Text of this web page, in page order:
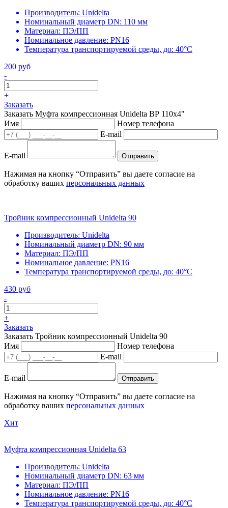
Производитель: Unidelta
Номинальный диаметр DN: 110 мм
Материал: ПЭ/ПП
Номинальное давление: PN16
Температура транспортируемой среды, до: 40°С
200 руб
-
+
Заказать
Заказать Муфта компрессионная Unidelta ВР 110х4"
Имя
Номер телефона
E-mail
E-mail Отправить
Нажимая на кнопку “Отправить” вы даете согласие на
обработку ваших персональных данных
Тройник компрессионный Unidelta 90
Производитель: Unidelta
Номинальный диаметр DN: 90 мм
Материал: ПЭ/ПП
Номинальное давление: PN16
Температура транспортируемой среды, до: 40°С
430 руб
-
+
Заказать
Заказать Тройник компрессионный Unidelta 90
Имя
Номер телефона
E-mail
E-mail Отправить
Нажимая на кнопку “Отправить” вы даете согласие на
обработку ваших персональных данных
Хит
Муфта компрессионная Unidelta 63
Производитель: Unidelta
Номинальный диаметр DN: 63 мм
Материал: ПЭ/ПП
Номинальное давление: PN16
Температура транспортируемой среды, до: 40°С